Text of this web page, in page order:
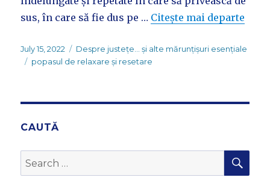
sus, în care să fie dus pe … Citește mai departe
Posted
on
July 15, 2022 Categories
Despre justețe... și alte mărunțișuri esențiale
Tags
popasul de relaxare și resetare
CAUTĂ
Search
for: